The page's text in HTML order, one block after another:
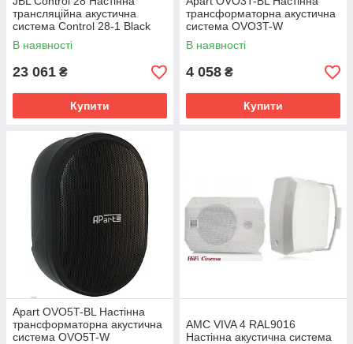
трансляційна акустична
система Control 28-1 Black
В наявності
23 061 ₴
Купити
трансформаторна акустична
система OVO3T-W
В наявності
4 058 ₴
Купити
Apart OVO5T-BL Настінна
трансформаторна акустична
система OVO5T-W
AMC VIVA 4 RAL9016
Настінна акустична система